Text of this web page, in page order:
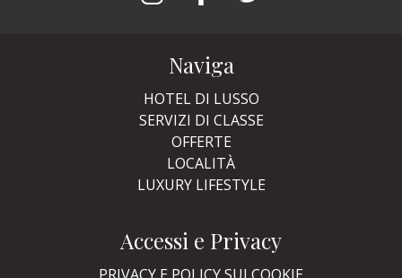
Naviga
HOTEL DI LUSSO
SERVIZI DI CLASSE
OFFERTE
LOCALITÀ
LUXURY LIFESTYLE
Accessi e Privacy